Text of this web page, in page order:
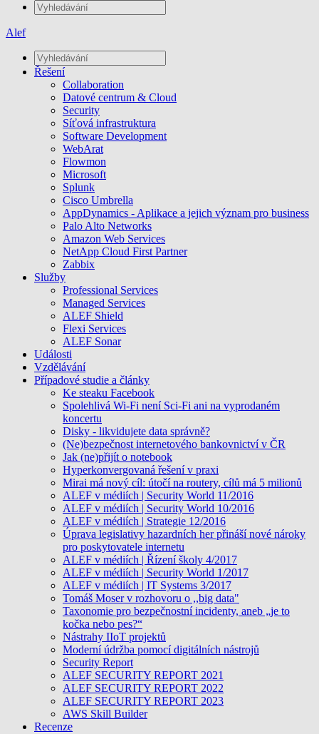
Alef
Řešení
Collaboration
Datové centrum & Cloud
Security
Síťová infrastruktura
Software Development
WebArat
Flowmon
Microsoft
Splunk
Cisco Umbrella
AppDynamics - Aplikace a jejich význam pro business
Palo Alto Networks
Amazon Web Services
NetApp Cloud First Partner
Zabbix
Služby
Professional Services
Managed Services
ALEF Shield
Flexi Services
ALEF Sonar
Události
Vzdělávání
Případové studie a články
Ke steaku Facebook
Spolehlivá Wi-Fi není Sci-Fi ani na vyprodaném
koncertu
Disky - likvidujete data správně?
(Ne)bezpečnost internetového bankovnictví v ČR
Jak (ne)přijít o notebook
Hyperkonvergovaná řešení v praxi
Mirai má nový cíl: útočí na routery, cílů má 5 milionů
ALEF v médiích | Security World 11/2016
ALEF v médiích | Security World 10/2016
ALEF v médiích | Strategie 12/2016
Úprava legislativy hazardních her přináší nové nároky
pro poskytovatele internetu
ALEF v médiích | Řízení školy 4/2017
ALEF v médiích | Security World 1/2017
ALEF v médiích | IT Systems 3/2017
Tomáš Moser v rozhovoru o ,,big data"
Taxonomie pro bezpečnostní incidenty, aneb „je to
kočka nebo pes?“
Nástrahy IIoT projektů
Moderní údržba pomocí digitálních nástrojů
Security Report
ALEF SECURITY REPORT 2021
ALEF SECURITY REPORT 2022
ALEF SECURITY REPORT 2023
AWS Skill Builder
Recenze